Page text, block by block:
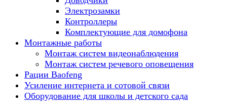
Электрозамки
Контроллеры
Комплектующие для домофона
Монтажные работы
Монтаж систем видеонаблюдения
Монтаж систем речевого оповещения
Рации Baofeng
Усиление интернета и сотовой связи
Оборудование для школы и детского сада